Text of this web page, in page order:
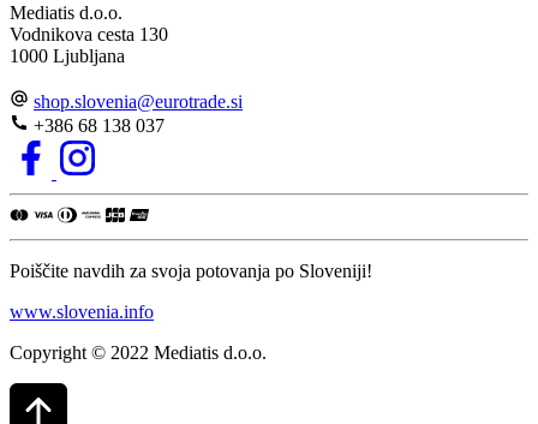
Mediatis d.o.o.
Vodnikova cesta 130
1000 Ljubljana
shop.slovenia@eurotrade.si
+386 68 138 037
Poiščite navdih za svoja potovanja po Sloveniji!
www.slovenia.info
Copyright © 2022 Mediatis d.o.o.